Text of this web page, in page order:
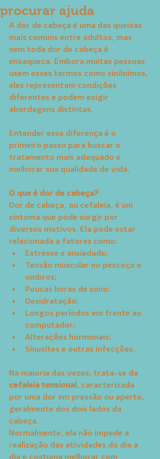
procurar ajuda
A dor de cabeça é uma das queixas
mais comuns entre adultos, mas
nem toda dor de cabeça é
enxaqueca. Embora muitas pessoas
usem esses termos como sinônimos,
eles representam condições
diferentes e podem exigir
abordagens distintas.
Entender essa diferença é o
primeiro passo para buscar o
tratamento mais adequado e
melhorar sua qualidade de vida.
O que é dor de cabeça?
Dor de cabeça, ou cefaleia, é um
sintoma que pode surgir por
diversos motivos. Ela pode estar
relacionada a fatores como:
Estresse e ansiedade;
Tensão muscular no pescoço e
ombros;
Poucas horas de sono;
Desidratação;
Longos períodos em frente ao
computador;
Alterações hormonais;
Sinusites e outras infecções.
Na maioria das vezes, trata-se da
cefaleia tensional, caracterizada
por uma dor em pressão ou aperto,
geralmente dos dois lados da
cabeça.
Normalmente, ela não impede a
realização das atividades do dia a
dia e costuma melhorar com